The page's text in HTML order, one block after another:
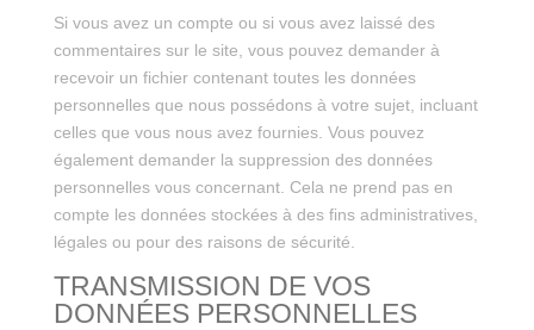
Si vous avez un compte ou si vous avez laissé des
commentaires sur le site, vous pouvez demander à
recevoir un fichier contenant toutes les données
personnelles que nous possédons à votre sujet, incluant
celles que vous nous avez fournies. Vous pouvez
également demander la suppression des données
personnelles vous concernant. Cela ne prend pas en
compte les données stockées à des fins administratives,
légales ou pour des raisons de sécurité.
TRANSMISSION DE VOS
DONNÉES PERSONNELLES